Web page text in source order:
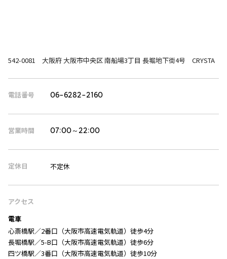
542-0081 大阪府 大阪市中央区 南船場3丁目 長堀地下街4号 CRYSTA
電話番号 06-6282-2160
営業時間 07:00～22:00
定休日 不定休
アクセス
電車
心斎橋駅／2番口（大阪市高速電気軌道）徒歩4分
長堀橋駅／5-B口（大阪市高速電気軌道）徒歩6分
四ツ橋駅／3番口（大阪市高速電気軌道）徒歩10分